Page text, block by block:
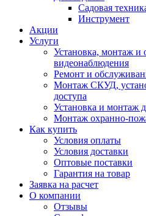
Садовая
Инструмент
Акции
Услуги
Установка, монтаж и
видеонаблюдения
Ремонт и
Монтаж СКУД,
доступа
Установка и монтаж
Монтаж охранно-
Как купить
Условия оплаты
Условия доставки
Оптовые поставки
Гарантия на товар
Заявка на расчет
О компании
Отзывы